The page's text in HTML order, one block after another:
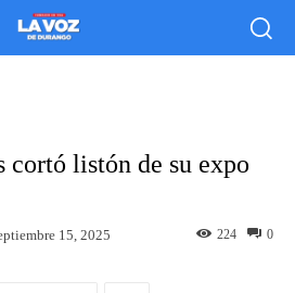
cortó listón de su expo
15, 2025 0
224